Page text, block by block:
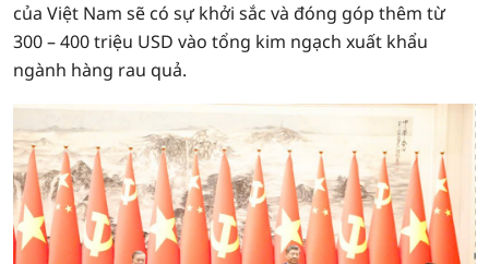
của Việt Nam sẽ có sự khởi sắc và đóng góp thêm từ
300 – 400 triệu USD vào tổng kim ngạch xuất khẩu
ngành hàng rau quả.